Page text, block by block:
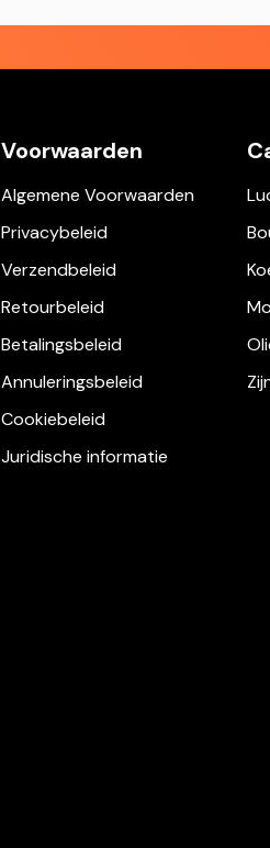
Voorwaarden
Algemene Voorwaarden
Privacybeleid
Verzendbeleid
Retourbeleid
Betalingsbeleid
Annuleringsbeleid
Cookiebeleid
Juridische informatie